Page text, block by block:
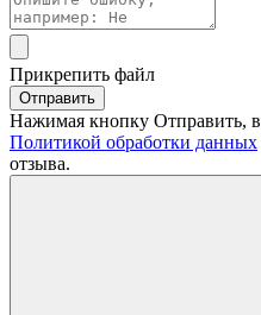
Прикрепить файл
Отправить
Нажимая кнопку Отправить,
Политикой обработки данных
отзыва.